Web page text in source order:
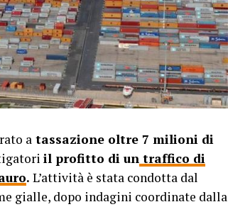
a tassazione oltre 7 milioni di
il profitto di un traffico di
. L’attività è stata condotta dal
gialle, dopo indagini coordinate dalla